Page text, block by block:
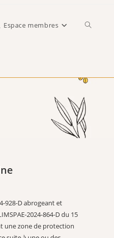
Espace membres Toggle
search
928-D abrogeant et
2024-864-D du 15
une zone de protection